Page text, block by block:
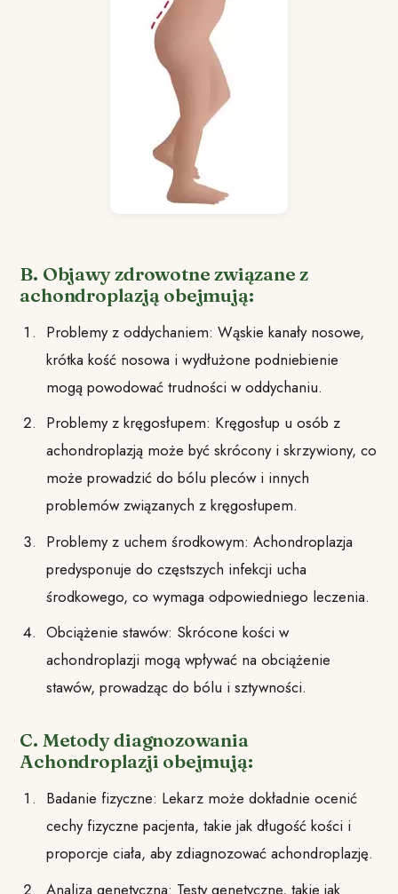
B. Objawy zdrowotne związane z
achondroplazją obejmują:
Problemy z oddychaniem: Wąskie kanały nosowe,
krótka kość nosowa i wydłużone podniebienie
mogą powodować trudności w oddychaniu.
Problemy z kręgosłupem: Kręgosłup u osób z
achondroplazją może być skrócony i skrzywiony, co
może prowadzić do bólu pleców i innych
problemów związanych z kręgosłupem.
Problemy z uchem środkowym: Achondroplazja
predysponuje do częstszych infekcji ucha
środkowego, co wymaga odpowiedniego leczenia.
Obciążenie stawów: Skrócone kości w
achondroplazji mogą wpływać na obciążenie
stawów, prowadząc do bólu i sztywności.
C. Metody diagnozowania
Achondroplazji obejmują:
Badanie fizyczne: Lekarz może dokładnie ocenić
cechy fizyczne pacjenta, takie jak długość kości i
proporcje ciała, aby zdiagnozować achondroplazję.
Analiza genetyczna: Testy genetyczne, takie jak